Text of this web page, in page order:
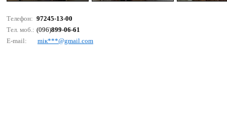
Телефон: 97245-13-00
Тел. моб.: (096)899-06-61
E-mail:
miк***@gmаil.соm